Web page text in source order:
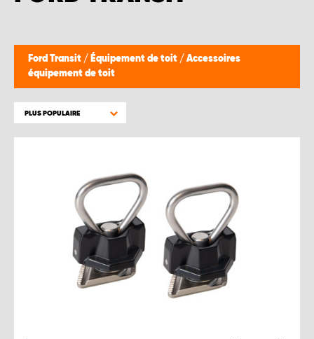
Ford Transit / Équipement de toit / Accessoires
équipement de toit
PLUS POPULAIRE
WORK SYSTEM BRUXELLES
WORK SYSTEM LIMBURG-KEMPEN
WORK SYSTEM WEST BY PRO-VAN